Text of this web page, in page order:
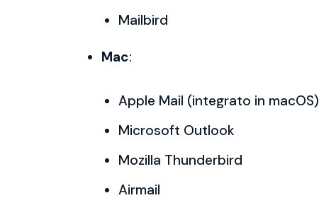
Mailbird
Mac:
Apple Mail (integrato in macOS)
Microsoft Outlook
Mozilla Thunderbird
Airmail